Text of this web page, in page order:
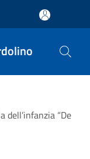
dell’infanzia “De